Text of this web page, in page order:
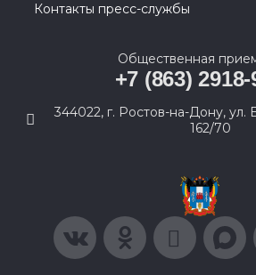
Контакты пресс-службы
Общественная
+7 (863) 2918-
344022, г. Ростов-на-Дону, ул.
162/70